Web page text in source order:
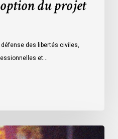
du projet
des libertés civiles,
et…